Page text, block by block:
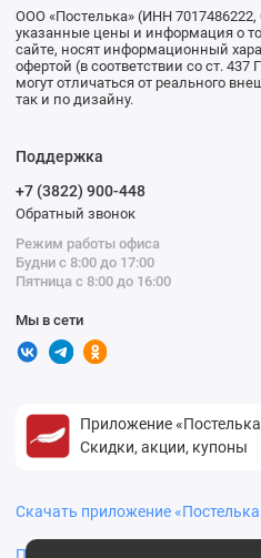
ООО «Постелька» (ИНН
указанные цены и информация о
сайте, носят информационный
офертой (в соответствии со ст.
могут отличаться от реального
так и по дизайну.
Поддержка
+7 (3822) 900-448
Обратный звонок
Режим работы офиса
Будни с 8:00 до 17:00
Пятница с 8:00 до 16:00
Мы в сети
Приложение
Скидки, акции, купоны
Скачать приложение